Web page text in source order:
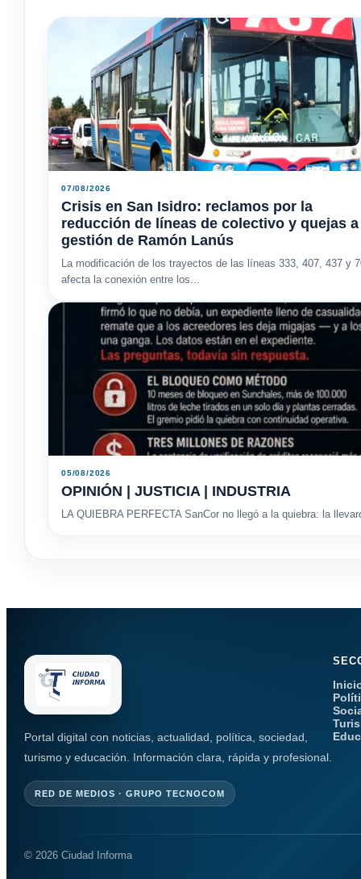
07/08/2026
Crisis en San Isidro: reclamos por la
reducción de líneas de colectivo y quejas
gestión de Ramón Lanús
La modificación de los trayectos de las líneas 333, 407, 437 y
afecta la conexión entre los...
05/08/2026
OPINIÓN | JUSTICIA | INDUSTRIA
LA QUIEBRA PERFECTA SanCor no llegó a la quiebra: la
Portal digital con noticias, actualidad, política, sociedad,
turismo y educación. Información clara, rápida y profesional.
RED DE MEDIOS · GRUPO TECNOCOM
© 2026 Ciudad Informa